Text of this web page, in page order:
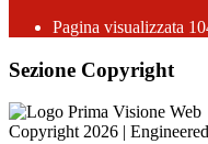
Pagina visualizzata
Sezione Copyright
Copyright 2026 |